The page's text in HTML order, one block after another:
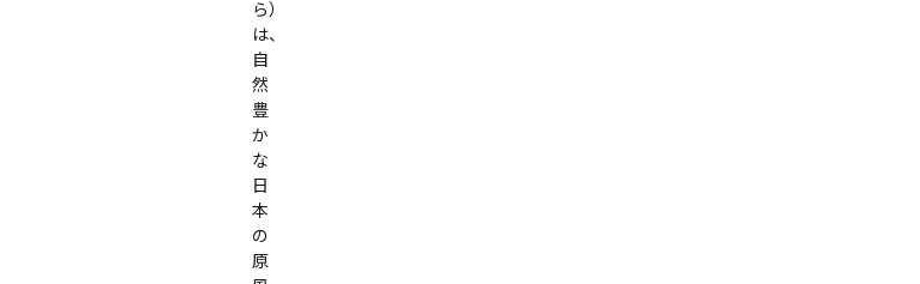
ら）
は、
自
然
豊
か
な
日
本
の
原